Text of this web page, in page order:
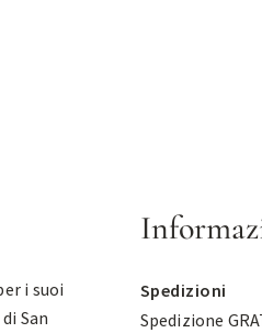
i suoi
San
Spedizioni
Spedizione